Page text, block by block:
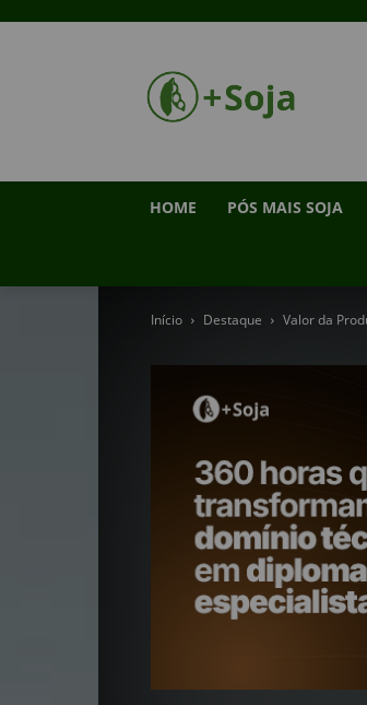
HOME PÓS MAIS SOJA
Início Destaque Valor da